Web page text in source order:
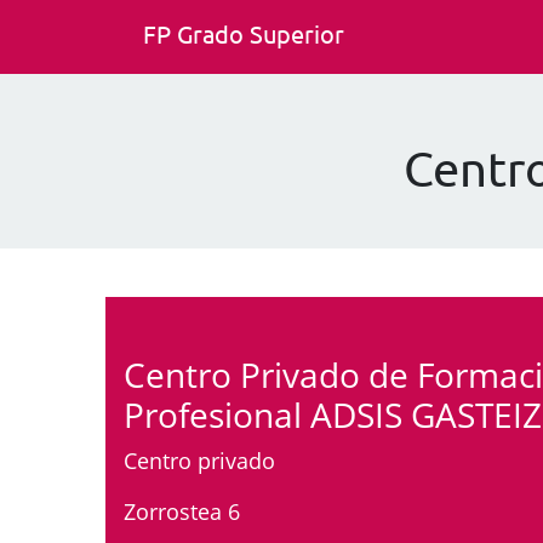
FP Grado Superior
Centro Privado de
Profesional ADSIS GASTEIZ
Centro privado
Zorrostea 6